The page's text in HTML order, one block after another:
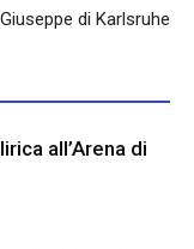
di Karlsruhe
all’Arena di